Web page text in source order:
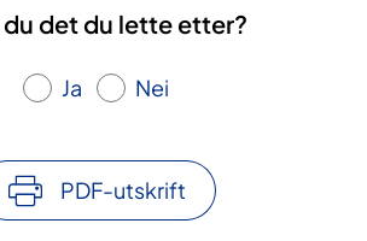
du det du lette etter?
Ja Nei
PDF-utskrift